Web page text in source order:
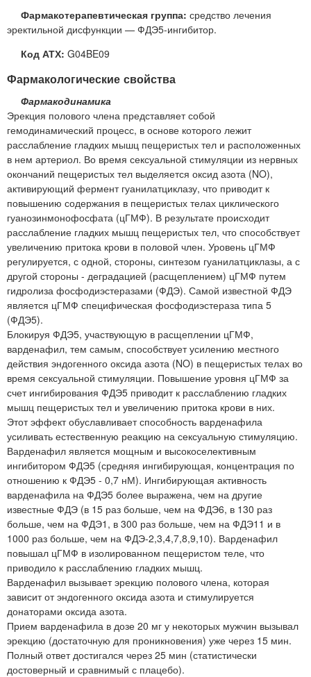
Фармакотерапевтическая группа: средство лечения
эректильной дисфункции — ФДЭ5-ингибитор.
Код АТХ: G04BE09
Фармакологические свойства
Фармакодинамика
Эрекция полового члена представляет собой
гемодинамический процесс, в основе которого лежит
расслабление гладких мышц пещеристых тел и расположенных
в нем артериол. Во время сексуальной стимуляции из нервных
окончаний пещеристых тел выделяется оксид азота (NO),
активирующий фермент гуанилатциклазу, что приводит к
повышению содержания в пещеристых телах циклического
гуанозинмонофосфата (цГМФ). В результате происходит
расслабление гладких мышц пещеристых тел, что способствует
увеличению притока крови в половой член. Уровень цГМФ
регулируется, с одной, стороны, синтезом гуанилатциклазы, а с
другой стороны - деградацией (расщеплением) цГМФ путем
гидролиза фосфодиэстеразами (ФДЭ). Самой известной ФДЭ
является цГМФ специфическая фосфодиэстераза типа 5
(ФДЭ5).
Блокируя ФДЭ5, участвующую в расщеплении цГМФ,
варденафил, тем самым, способствует усилению местного
действия эндогенного оксида азота (NO) в пещеристых телах во
время сексуальной стимуляции. Повышение уровня цГМФ за
счет ингибирования ФДЭ5 приводит к расслаблению гладких
мышц пещеристых тел и увеличению притока крови в них.
Этот эффект обуславливает способность варденафила
усиливать естественную реакцию на сексуальную стимуляцию.
Варденафил является мощным и высокоселективным
ингибитором ФДЭ5 (средняя ингибирующая, концентрация по
отношению к ФДЭ5 - 0,7 нМ). Ингибирующая активность
варденафила на ФДЭ5 более выражена, чем на другие
известные ФДЭ (в 15 раз больше, чем на ФДЭ6, в 130 раз
больше, чем на ФДЭ1, в 300 раз больше, чем на ФДЭ11 и в
1000 раз больше, чем на ФДЭ-2,3,4,7,8,9,10). Варденафил
повышал цГМФ в изолированном пещеристом теле, что
приводило к расслаблению гладких мышц.
Варденафил вызывает эрекцию полового члена, которая
зависит от эндогенного оксида азота и стимулируется
донаторами оксида азота.
Прием варденафила в дозе 20 мг у некоторых мужчин вызывал
эрекцию (достаточную для проникновения) уже через 15 мин.
Полный ответ достигался через 25 мин (статистически
достоверный и сравнимый с плацебо).